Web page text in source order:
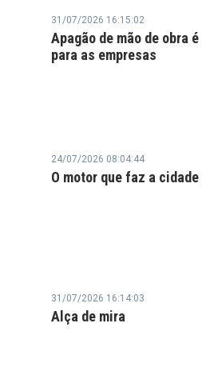
31/07/2026 16:15:02
Apagão de mão de obra
para as empresas
24/07/2026 08:04:44
O motor que faz a
31/07/2026 16:14:03
Alça de mira